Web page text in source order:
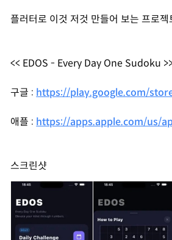
플러터로 이것 저것 만들어 보는 프로
<< EDOS - Every Day One Sudoku
구글 : https://play.google.com/
애플 : https://apps.apple.com/us/
스크린샷